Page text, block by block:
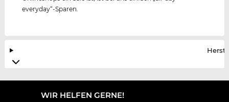
everyday“-Sparen.
WIR HELFEN GERNE!